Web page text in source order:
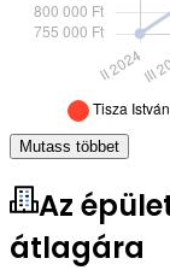
Mutass többet
Az
átlagára